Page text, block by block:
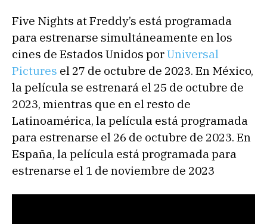
Five Nights at Freddy’s está programada
para estrenarse simultáneamente en los
cines de Estados Unidos porUniversal
Pictures el 27 de octubre de 2023.​ En México,
la película se estrenará el 25 de octubre de
2023, mientras que en el resto de
Latinoamérica, la película está programada
para estrenarse el 26 de octubre de 2023.​ En
España, la película está programada para
estrenarse el 1 de noviembre de 2023